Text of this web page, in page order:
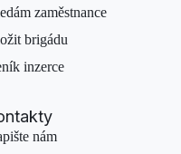
zaměstnance
brigádu
inzerce
nám